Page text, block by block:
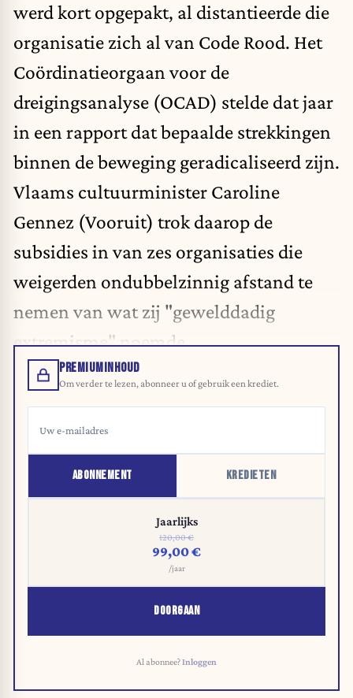
werd kort opgepakt, al distantieerde die
organisatie zich al van Code Rood. Het
Coördinatieorgaan voor de
dreigingsanalyse (OCAD) stelde dat jaar
in een rapport dat bepaalde strekkingen
binnen de beweging geradicaliseerd zijn.
Vlaams cultuurminister Caroline
Gennez (Vooruit) trok daarop de
subsidies in van zes organisaties die
weigerden ondubbelzinnig afstand te
nemen van wat zij "gewelddadig
extremisme" noemde.
PREMIUMINHOUD
Om verder te lezen, abonneer u of gebruik een krediet.
ABONNEMENT KREDIETEN
Jaarlijks
120,00 €
99,00 €
/jaar
DOORGAAN
Al abonnee?Inloggen